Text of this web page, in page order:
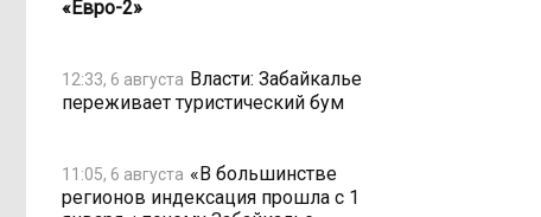
«Евро-2»
12:33, 6 августа Власти: Забайкалье
переживает туристический бум
11:05, 6 августа «В большинстве
регионов индексация прошла с 1